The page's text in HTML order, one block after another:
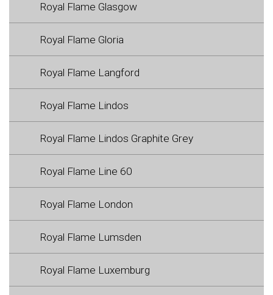
Royal Flame Glasgow
Royal Flame Gloria
Royal Flame Langford
Royal Flame Lindos
Royal Flame Lindos Graphite Grey
Royal Flame Line 60
Royal Flame London
Royal Flame Lumsden
Royal Flame Luxemburg